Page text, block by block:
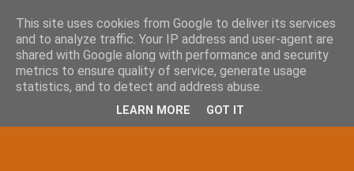
This site uses cookies from Google to deliver its services
and to analyze traffic. Your IP address and user-agent are
shared with Google along with performance and security
metrics to ensure quality of service, generate usage
statistics, and to detect and address abuse.
LEARN MORE GOT IT